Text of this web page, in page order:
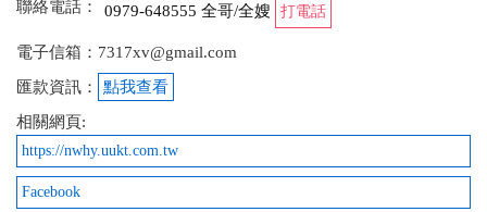
聯絡電話： 0979-648555 全哥/全嫂 打電話
電子信箱：7317xv@gmail.com
匯款資訊：
點我查看
相關網頁:
https://nwhy.uukt.com.tw
Facebook